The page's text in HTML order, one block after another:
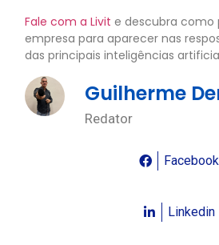
Fale com a Livit e descubra como
empresa para aparecer nas
das principais inteligências
Guilherme
Redator
Facebook
Linkedin